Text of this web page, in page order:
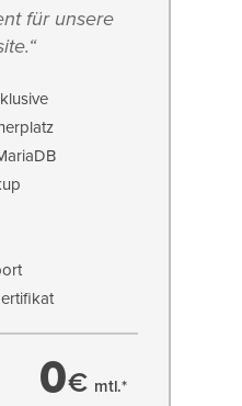
für unsere
0€ mtl.*